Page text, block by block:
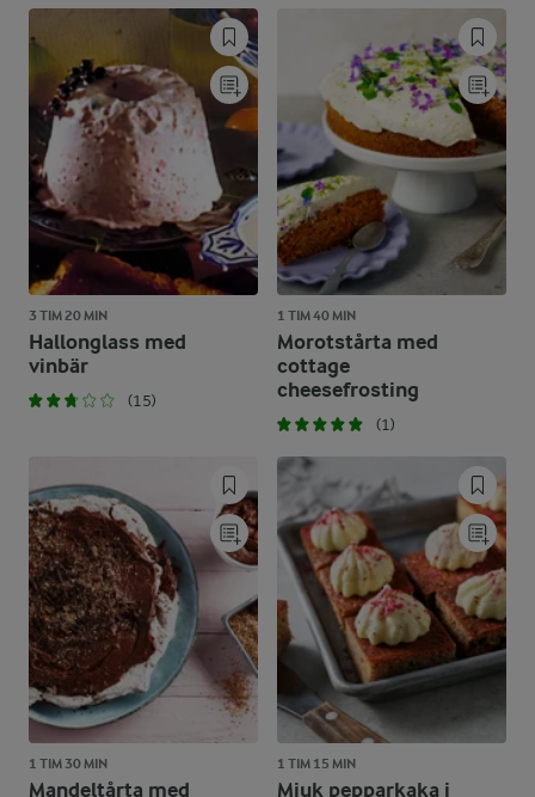
3 TIM 20 MIN
Hallonglass med
vinbär
(15)
1 TIM 40 MIN
Morotstårta med
cottage
cheesefrosting
(1)
1 TIM 30 MIN
Mandeltårta med
1 TIM 15 MIN
Mjuk pepparkaka i